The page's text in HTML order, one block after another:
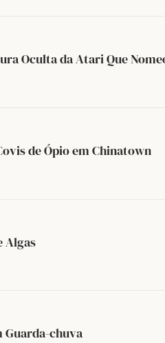
Oculta da Atari Que
de Ópio em Chinatown
Algas
Guarda-chuva